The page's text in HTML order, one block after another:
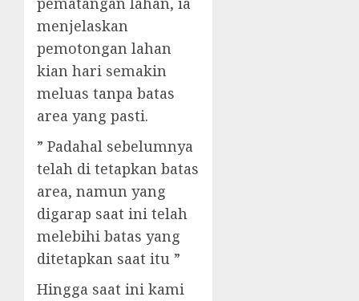
menjelaskan
pemotongan lahan
kian hari semakin
meluas tanpa batas
area yang pasti.
” Padahal sebelumnya
telah di tetapkan batas
area, namun yang
digarap saat ini telah
melebihi batas yang
ditetapkan saat itu ”
Hingga saat ini kami